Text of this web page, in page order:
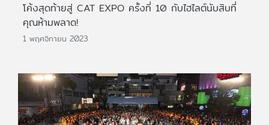
โค้งสุดท้ายสู่ CAT EXPO ครั้งที่ 10 กับไฮไลต์นับสิบที่
คุณห้ามพลาด!
1 พฤศจิกายน 2023